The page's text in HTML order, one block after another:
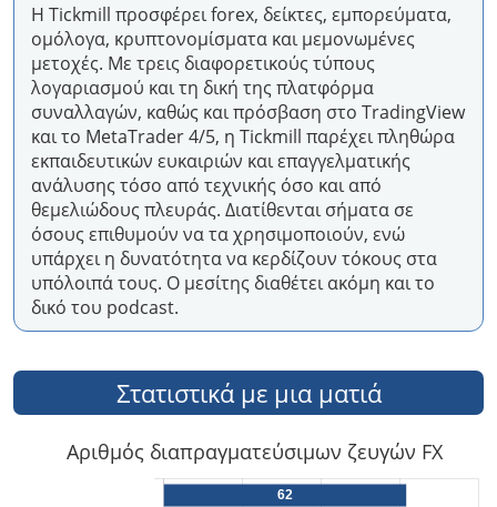
Η Tickmill προσφέρει forex, δείκτες, εμπορεύματα,
ομόλογα, κρυπτονομίσματα και μεμονωμένες
μετοχές. Με τρεις διαφορετικούς τύπους
λογαριασμού και τη δική της πλατφόρμα
συναλλαγών, καθώς και πρόσβαση στο TradingView
και το MetaTrader 4/5, η Tickmill παρέχει πληθώρα
εκπαιδευτικών ευκαιριών και επαγγελματικής
ανάλυσης τόσο από τεχνικής όσο και από
θεμελιώδους πλευράς. Διατίθενται σήματα σε
όσους επιθυμούν να τα χρησιμοποιούν, ενώ
υπάρχει η δυνατότητα να κερδίζουν τόκους στα
υπόλοιπά τους. Ο μεσίτης διαθέτει ακόμη και το
δικό του podcast.
Στατιστικά με μια ματιά
Αριθμός διαπραγματεύσιμων ζευγών FX